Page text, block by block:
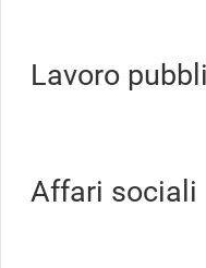
Lavoro
Affari sociali